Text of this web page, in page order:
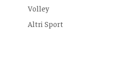
Volley
Altri Sport